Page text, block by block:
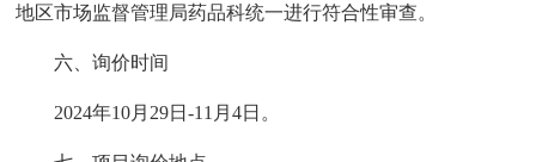
地区市场监督管理局药品科统一进行符合性审查。
六、询价时间
2024年10月29日-11月4日。